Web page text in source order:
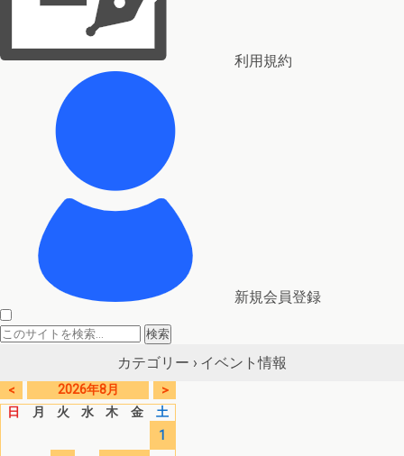
利用規約
新規会員登録
カテゴリー › イベント情報
< 2026年8月
>
日
月 火 水 木 金
土
1